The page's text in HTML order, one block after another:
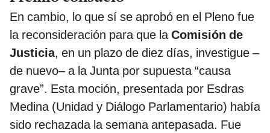
En cambio, lo que sí se aprobó en el Pleno fue
la reconsideración para que laComisión de
Justicia, en un plazo de diez días, investigue –
de nuevo– a la Junta por supuesta “causa
grave”. Esta moción, presentada por Esdras
Medina (Unidad y Diálogo Parlamentario) había
sido rechazada la semana antepasada. Fue